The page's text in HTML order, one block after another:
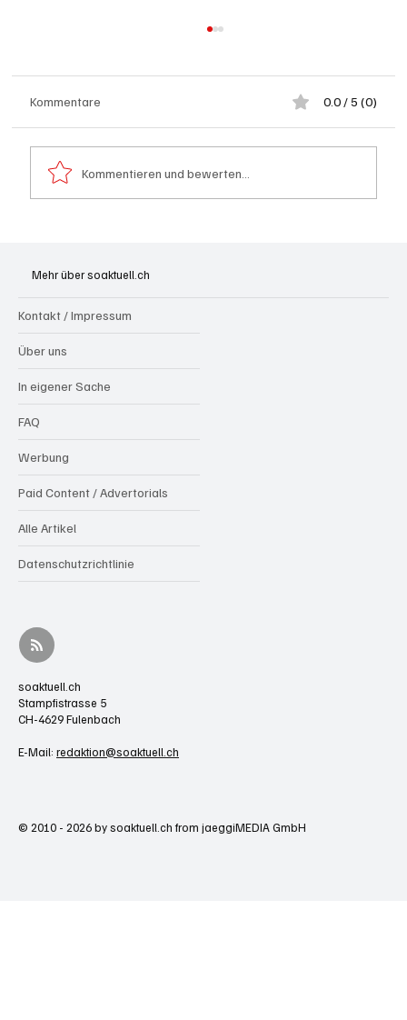
Schulanfang: Achtung Kinder
Kommentare 0.0 / 5 (0)
Kommentieren und bewerten...
Mehr über soaktuell.ch
Kontakt / Impressum
Über uns
In eigener Sache
FAQ
Werbung
Paid Content / Advertorials
Alle Artikel
Datenschutzrichtlinie
soaktuell.ch
Stampfistrasse 5
CH-4629 Fulenbach
E-Mail: redaktion@soaktuell.ch
© 2010 - 2026 by soaktuell.ch from jaeggiMEDIA GmbH